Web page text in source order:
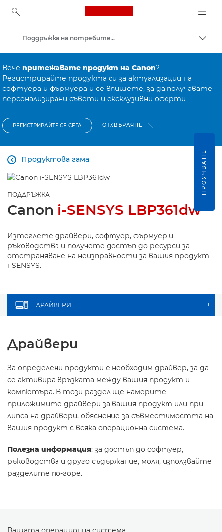
Canon Logo, back to
Поддръжка на потребителски продукти
Вече притежавате продукт на Canon?
Регистрирайте продукта си за актуализации на
софтуера и фърмуера и се впишете, за да получавате
персонализирани съвети и ексклузивни оферти
РЕГИСТРИРАЙТЕ СЕ СЕГА ОТХВЪРЛЯНЕ
Продуктова гама

ПОДДРЪЖКА
Canon i-SENSYS LBP361dw
Изтеглете драйвери, софтуер, фърмуер и
ръководства и получете достъп до ресурси за
отстраняване на неизправности за вашия продукт
i-SENSYS.
ДРАЙВЕРИ +
Драйвери
За определени продукти е необходим драйвер, за да
се активира връзката между вашия продукт и
компютъра. В този раздел ще намерите
приложимите драйвери за вашия продукт или при
липса на драйвери, обяснение за съвместимостта на
вашия продукт с всяка операционна система.
Полезна информация: за достъп до софтуер,
ръководства и друго съдържание, моля, използвайте
разделите по-горе.
Вашата операционна система
ПРОУЧВАНЕ